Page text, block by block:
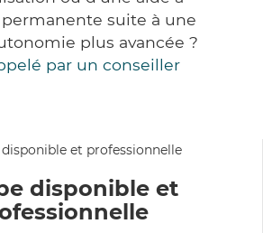
suite à une
plus avancée ?
par un conseiller
disponible et